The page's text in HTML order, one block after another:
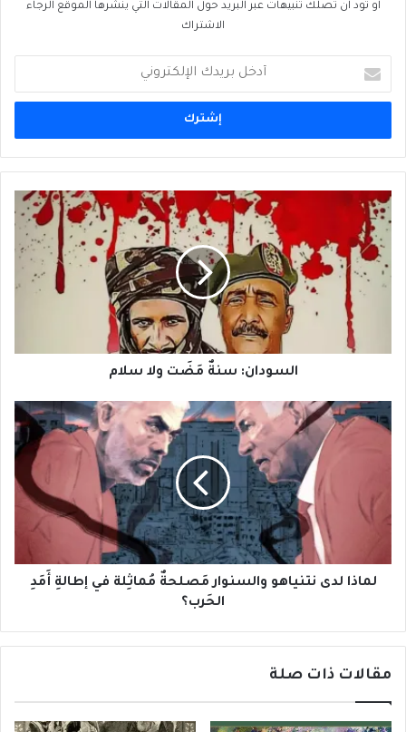
او تود ان تصلك تنبيهات عبر البريد حول المقالات التي ينشرها الموقع الرجاء
الاشتراك
بريدك
الإلكتروني
السودان:
سنةٌ
مَضَت
ولا
سلام
السودان: سنةٌ مَضَت ولا سلام
لماذا
لدى
مُماثِلة
في
أَمَدِ
الحَرب؟
لماذا لدى نتنياهو والسنوار مَصلحةٌ مُماثِلة في إطالةِ أَمَدِ
الحَرب؟
مقالات ذات صلة